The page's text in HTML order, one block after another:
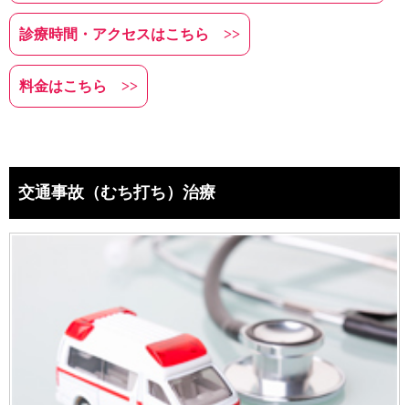
診療時間・アクセスはこちら >>
料金はこちら >>
交通事故（むち打ち）治療